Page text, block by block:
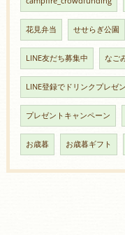
花見弁当 せせらぎ公園
LINE友だち募集中 なご
LINE登録でドリンクプレゼ
プレゼントキャンペーン
お歳暮 お歳暮ギフト